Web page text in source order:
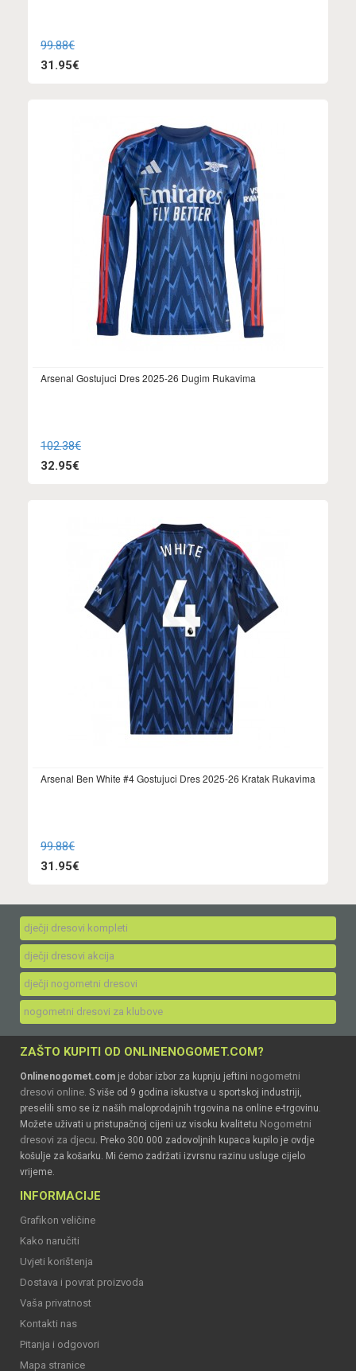
99.88€
31.95€
Arsenal Gostujuci Dres 2025-26 Dugim Rukavima
102.38€
32.95€
Arsenal Ben White #4 Gostujuci Dres 2025-26 Kratak Rukavima
99.88€
31.95€
dječji dresovi kompleti
dječji dresovi akcija
dječji nogometni dresovi
nogometni dresovi za klubove
ZAŠTO KUPITI OD ONLINENOGOMET.COM?
Onlinenogomet.com je dobar izbor za kupnju jeftini nogometni
dresovi online. S više od 9 godina iskustva u sportskoj industriji,
preselili smo se iz naših maloprodajnih trgovina na online e-trgovinu.
Možete uživati u pristupačnoj cijeni uz visoku kvalitetu Nogometni
dresovi za djecu. Preko 300.000 zadovoljnih kupaca kupilo je ovdje
košulje za košarku. Mi ćemo zadržati izvrsnu razinu usluge cijelo
vrijeme.
INFORMACIJE
Grafikon veličine
Kako naručiti
Uvjeti korištenja
Dostava i povrat proizvoda
Vaša privatnost
Kontakti nas
Pitanja i odgovori
Mapa stranice